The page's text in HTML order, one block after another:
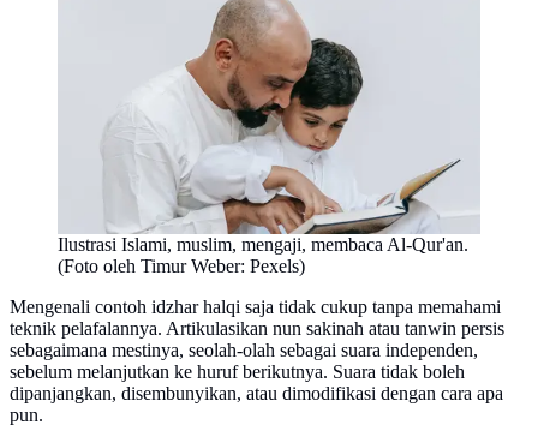
Ilustrasi Islami, muslim, mengaji, membaca Al-Qur'an.
(Foto oleh Timur Weber: Pexels)
Mengenali contoh idzhar halqi saja tidak cukup tanpa memahami
teknik pelafalannya. Artikulasikan nun sakinah atau tanwin persis
sebagaimana mestinya, seolah-olah sebagai suara independen,
sebelum melanjutkan ke huruf berikutnya. Suara tidak boleh
dipanjangkan, disembunyikan, atau dimodifikasi dengan cara apa
pun.